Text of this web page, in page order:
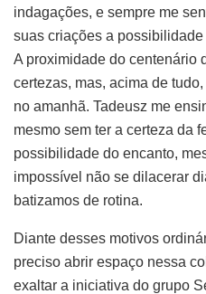
indagações, e sempre me
suas criações a
A proximidade do centenário
certezas, mas, acima de
no amanhã. Tadeusz me
mesmo sem ter a certeza da
possibilidade do encanto,
impossível não se dilacerar
batizamos de rotina.
Diante desses motivos
preciso abrir espaço nessa
exaltar a iniciativa do grupo